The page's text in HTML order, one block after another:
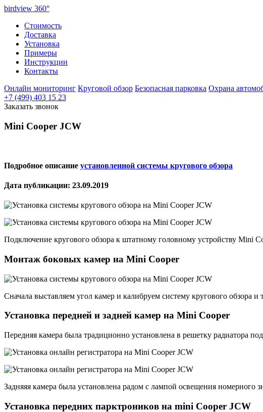
birdview 360°
Стоимость
Доставка
Установка
Примеры
Инструкции
Контакты
Онлайн мониторинг Круговой обзор Безопасная парковка Охрана
+7 (499) 403 15 23
Заказать звонок
Mini Cooper JCW
Подробное описание установленной системы кругового обзора
Дата публикации: 23.09.2019
Подключение кругового обзора к штатному головному устройству Mini
Монтаж боковых камер на Mini Cooper
Сначала выставляем угол камер и калибруем систему кругового обзора
Установка передней и задней камер на Mini Cooper
Передняя камера была традиционно установлена в решетку радиатора
Задняяя камера была установлена радом с лампой освещения номерного
Установка передних парктроников на mini Cooper JCW